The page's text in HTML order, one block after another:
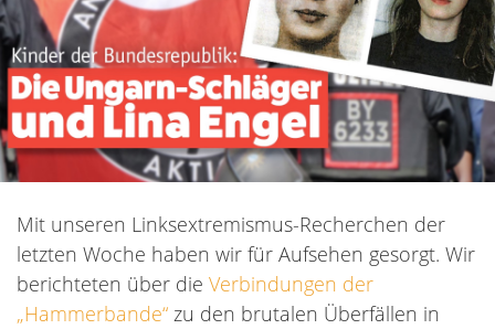
Mit unseren Linksextremismus-Recherchen der
letzten Woche haben wir für Aufsehen gesorgt. Wir
berichteten über die Verbindungen der
„Hammerbande“ zu den brutalen Überfällen in